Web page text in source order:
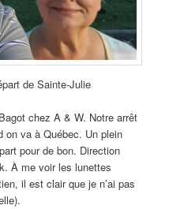
de Sainte-Julie
chez A & W. Notre arrêt
on va à Québec. Un plein
pour de bon. Direction
À me voir les lunettes
il est clair que je n’ai pas